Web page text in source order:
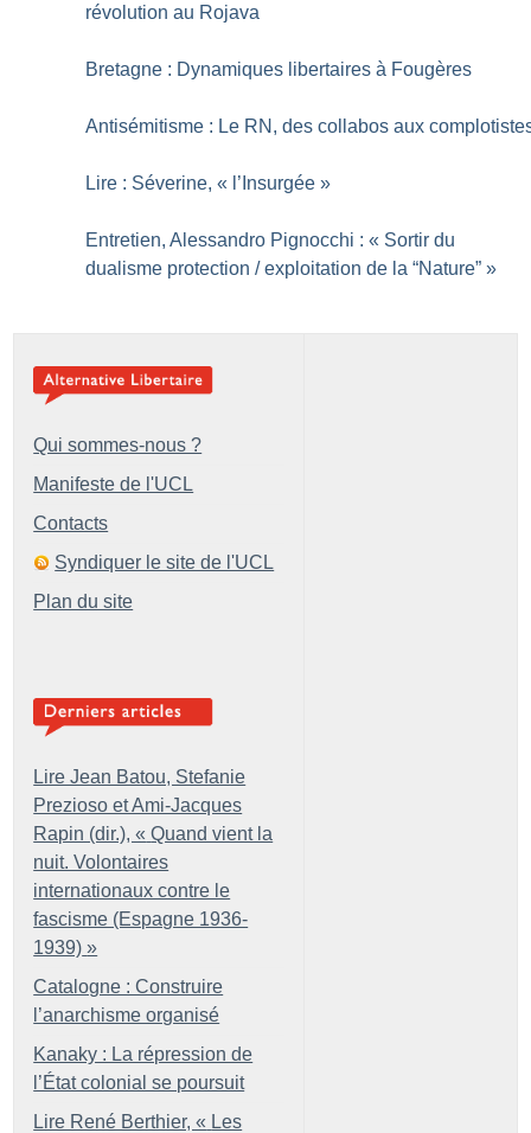
révolution au Rojava
Bretagne : Dynamiques libertaires à Fougères
Antisémitisme : Le RN, des collabos aux
Lire : Séverine, « l’Insurgée »
Entretien, Alessandro Pignocchi : « Sortir du
dualisme protection / exploitation de la “Nature” »
Qui sommes-nous ?
Manifeste de l'UCL
Contacts
Syndiquer le site de l'UCL
Plan du site
Lire Jean Batou, Stefanie
Prezioso et Ami-Jacques
Rapin (dir.), « Quand vient la
nuit. Volontaires
internationaux contre le
fascisme (Espagne 1936-
1939) »
Catalogne : Construire
l’anarchisme organisé
Kanaky : La répression de
l’État colonial se poursuit
Lire René Berthier, « Les